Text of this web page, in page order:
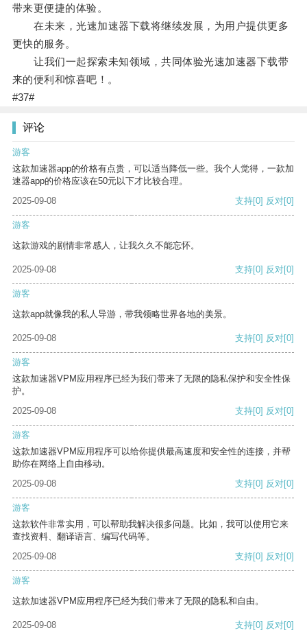
带来更便捷的体验。
在未来，光速加速器下载将继续发展，为用户提供更多
更快的服务。
让我们一起探索未知领域，共同体验光速加速器下载带
来的便利和惊喜吧！。
#37#
评论
游客
这款加速器app的价格有点贵，可以适当降低一些。我个人觉得，一款加
速器app的价格应该在50元以下才比较合理。
2025-09-08
支持[0] 反对[0]
游客
这款游戏的剧情非常感人，让我久久不能忘怀。
2025-09-08 支持[0] 反对[0]
游客
这款app就像我的私人导游，带我领略世界各地的美景。
2025-09-08 支持[0] 反对[0]
游客
这款加速器VPM应用程序已经为我们带来了无限的隐私保护和安全性保
护。
2025-09-08
支持[0] 反对[0]
游客
这款加速器VPM应用程序可以给你提供最高速度和安全性的连接，并帮
助你在网络上自由移动。
2025-09-08
支持[0] 反对[0]
游客
这款软件非常实用，可以帮助我解决很多问题。比如，我可以使用它来
查找资料、翻译语言、编写代码等。
2025-09-08
支持[0] 反对[0]
游客
这款加速器VPM应用程序已经为我们带来了无限的隐私和自由。
2025-09-08 支持[0] 反对[0]